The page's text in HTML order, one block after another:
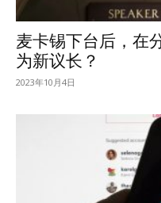
麦卡锡下台后，在
为新议长？
2023年10月4日